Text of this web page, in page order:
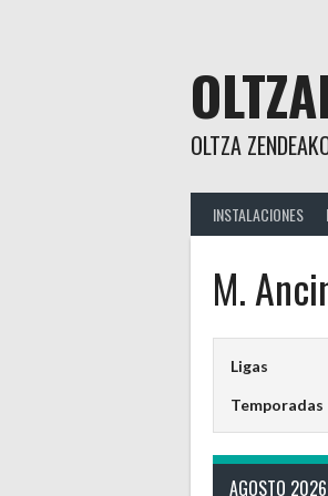
OLTZA
INSTALACIONES
M.
Ligas
Temporadas
AGOSTO 2026